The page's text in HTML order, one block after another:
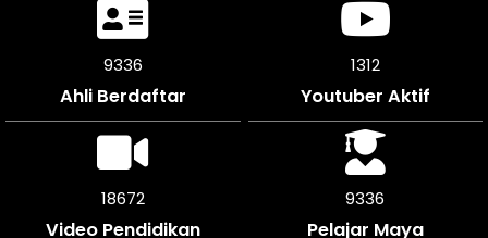
9858
Ahli Berdaftar
1312
Youtuber Aktif
19716
Video Pendidikan
9858
Pelajar Maya